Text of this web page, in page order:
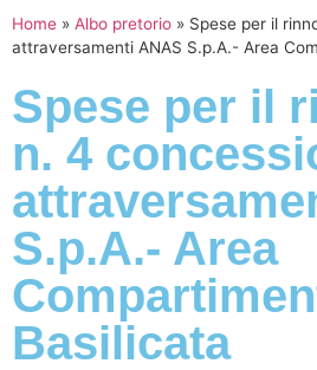
Home » Albo pretorio » Spese per il
attraversamenti ANAS S.p.A.- Area
Spese per il
n. 4
S.p.A.- Area
Basilicata